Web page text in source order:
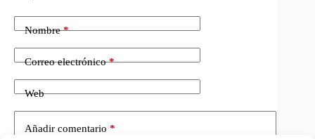
Nombre*
Correo electrónico*
Web
Añadir comentario *